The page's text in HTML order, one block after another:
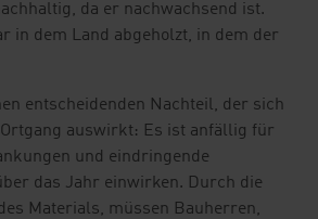
da er nachwachsend ist.
in dem Land abgeholzt, in dem der
entscheidenden Nachteil, der sich
auswirkt: Es ist anfällig für
und eindringende
das Jahr einwirken. Durch die
Materials, müssen Bauherren,